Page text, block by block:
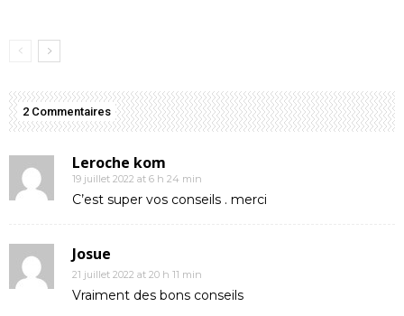
2 Commentaires
Leroche kom
19 juillet 2022 at 6 h 24 min
C’est super vos conseils . merci
Josue
21 juillet 2022 at 20 h 11 min
Vraiment des bons conseils